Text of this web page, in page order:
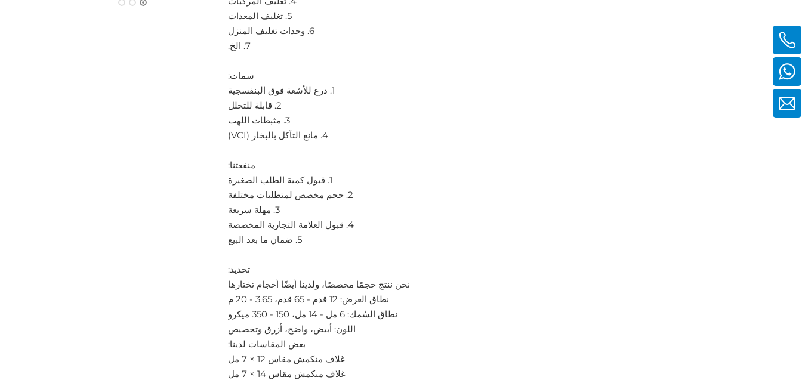
5. تغليف المعدات
6. وحدات تغليف المنزل
7. الخ.
سمات:
1. درع للأشعة فوق البنفسجية
2. قابلة للتحلل
3. مثبطات اللهب
4. مانع التآكل بالبخار (VCI)
منفعتنا:
1. قبول كمية الطلب الصغيرة
2. حجم مخصص لمتطلبات مختلفة
3. مهلة سريعة
4. قبول العلامة التجارية المخصصة
5. ضمان ما بعد البيع
تحديد:
نحن ننتج حجمًا مخصصًا، ولدينا أيضًا أحجام تختارها
نطاق العرض: 12 قدم - 65 قدم، 3.65 - 20 م
نطاق السُمك: 6 مل - 14 مل، 150 - 350 ميكرو
اللون: أبيض، واضح، أزرق وتخصيص
بعض المقاسات لدينا:
غلاف منكمش مقاس 12 × 7 مل
غلاف منكمش مقاس 14 × 7 مل